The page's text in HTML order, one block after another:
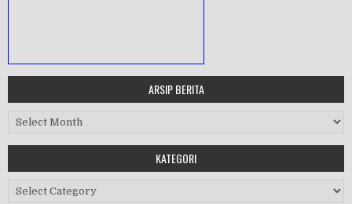
Workshop Perangkat 2019
ARSIP BERITA
Arsip Berita
KATEGORI
Kategori